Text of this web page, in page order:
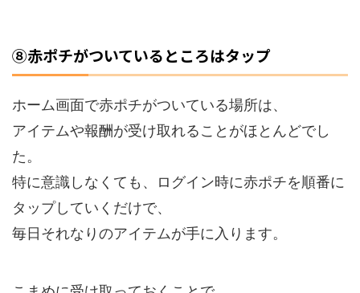
⑧赤ポチがついているところはタップ
ホーム画面で赤ポチがついている場所は、
アイテムや報酬が受け取れることがほとんどでし
た。
特に意識しなくても、ログイン時に赤ポチを順番に
タップしていくだけで、
毎日それなりのアイテムが手に入ります。